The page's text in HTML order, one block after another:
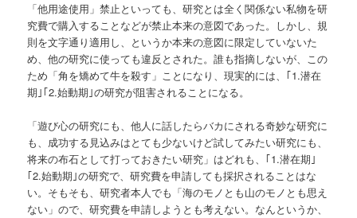
「他用途使用」禁止といっても、研究とは全く関係ない私物を研
究費で購入することなどが禁止本来の意図であった。しかし、規
則を文字通り適用し、というか本来の意図に限定していないた
め、他の研究に使っても違反とされた。誰も指摘しないが、この
ため「角を矯めて牛を殺す」ことになり、現実的には、｢1.潜在
期｣｢2.始動期｣の研究が阻害されることになる。
「遊び心の研究にも、他人に話したらバカにされる奇妙な研究に
も、成功する見込みはとても少ないけど試してみたい研究にも、
将来の布石として打っておきたい研究」はどれも、｢1.潜在期｣
｢2.始動期｣の研究で、研究費を申請しても採択されることはな
い。そもそも、研究者本人でも「海のモノとも山のモノとも思え
ない」ので、研究費を申請しようとも考えない。なんというか、